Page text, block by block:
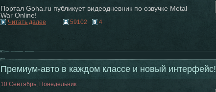
Портал Goha.ru публикует видеодневник по озвучке Metal
War Online!
Читать далее 59102 4
Премиум-авто в каждом классе и новый интерфейс!
10 Сентябрь, Понедельник